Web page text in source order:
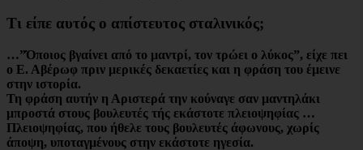
Τι είπε αυτός ο απίστευτος σταλινικός;
…”Όποιος βγαίνει από το μαντρί, τον τρώει ο λύκος”, είχε πει
ο Ε. Αβέρωφ πριν μερικές δεκαετίες και η φράση του έμεινε
στην ιστορία.
Τη φράση αυτήν η Αριστερά την κούναγε σαν μαντηλάκι
μπροστά στους βουλευτές τής εκάστοτε πλειοψηφίας …
Πλειοψηφίας, που ήθελε τους βουλευτές άφωνους, χωρίς
άποψη, υποταγμένους στην εκάστοτε ηγεσία.